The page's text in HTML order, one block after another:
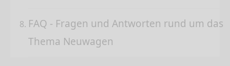
FAQ - Fragen und Antworten rund um das
Thema Neuwagen